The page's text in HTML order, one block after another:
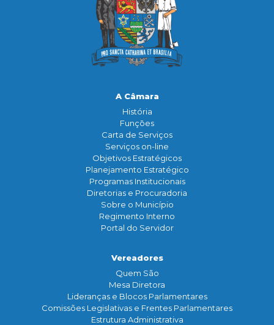
A Câmara
História
Funçōes
Carta de Serviços
Serviços on-line
Objetivos Estratégicos
Planejamento Estratégico
Programas Institucionais
Diretorias e Procuradoria
Sobre o Município
Regimento Interno
Portal do Servidor
Vereadores
Quem São
Mesa Diretora
Lideranças e Blocos Parlamentares
Comissões Legislativas e Frentes Parlamentares
Estrutura Administrativa